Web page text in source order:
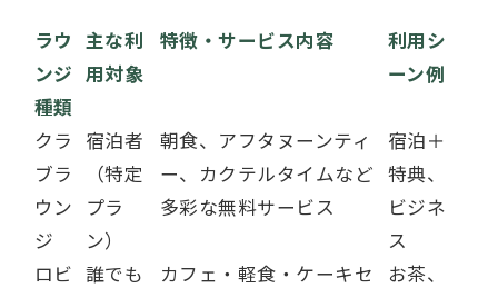
ラウ
ンジ
種類
主な利
用対象
特徴・サービス内容
利用シ
ーン例
クラ
ブラ
ウン
ジ
宿泊者
（特定
プラ
ン）
朝食、アフタヌーンティ
ー、カクテルタイムなど
多彩な無料サービス
宿泊＋
特典、
ビジネ
ス
ロビ 誰でも
カフェ・軽食・ケーキセ
お茶、